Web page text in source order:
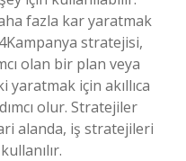
fazla kar yaratmak
stratejisi,
olan bir plan veya
yaratmak için akıllıca
olur. Stratejiler
alanda, iş stratejileri